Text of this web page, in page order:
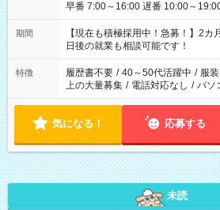
早番 7:00～16:00 遅番 10:00～19:00 「家族と休みを合わせ
い」 「余裕を持って夕飯の準備が
たくない」 など、ご希望を教えてくださいね
の方へ 今ご覧のお仕事で希望する
の勤務時間。 合計で週40時間を超
期間
【現在も積極採用中！急募！】2
日後の就業も相談可能です！
特徴 履歴書不要 / 40～50代活躍中 / 服
上の大量募集 / 電話対応なし / パソ
気になる！ 応募する
未読